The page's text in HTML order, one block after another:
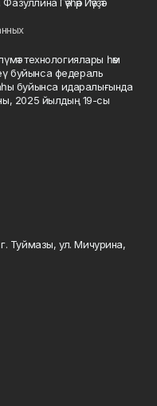
технологиялары һәм
буйынса федераль
буйынса идаралығында
2025 йылдың 19-сы
Туймазы, ул. Мичурина,